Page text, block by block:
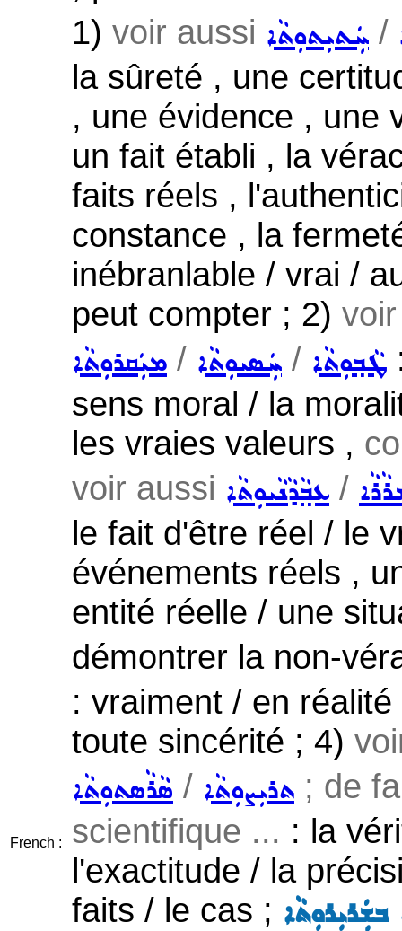
French :
1) voir aussi ܚܲܬܝܼܬܘܼܬܵܐ /
la sûreté , une
, une évidence , une
un fait établi , la
faits réels ,
constance , la
inébranlable / vrai /
peut compter ; 2)
ܡܝܲܩܪܘܼܬܵܐ / ܚܲܣܝܘܼܬܵܐ / ܛܵܒ݂ܘܼܬܵܐ
sens moral / la
les vraies valeurs ,
voir aussi ܥܒ݂ܵܕܵܢܵܝܘܼܬܵܐ /
le fait d'être réel / le
événements réels ,
entité réelle / une
démontrer la non-
: vraiment / en
toute sincérité ; 4)
ܣܵܪܵܣܬܘܼܬܵܐ / ܬܪܝܼܨܘܼܬܵܐ ; de
scientifique ... : la
l'exactitude / la
faits / le cas ;